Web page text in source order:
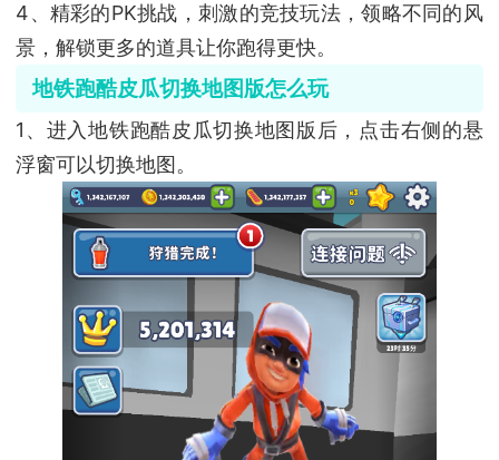
4、精彩的PK挑战，刺激的竞技玩法，领略不同的风
景，解锁更多的道具让你跑得更快。
地铁跑酷皮瓜切换地图版怎么玩
1、进入地铁跑酷皮瓜切换地图版后，点击右侧的悬
浮窗可以切换地图。